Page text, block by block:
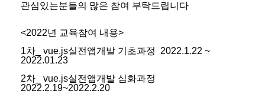
관심있는분들의 많은 참여 부탁드립니다
<2022년 교육참여 내용>
1차_ vue.js실전앱개발 기초과정 2022.1.22 ~
2022.01.23
2차_ vue.js실전앱개발 심화과정
2022.2.19~2022.2.20